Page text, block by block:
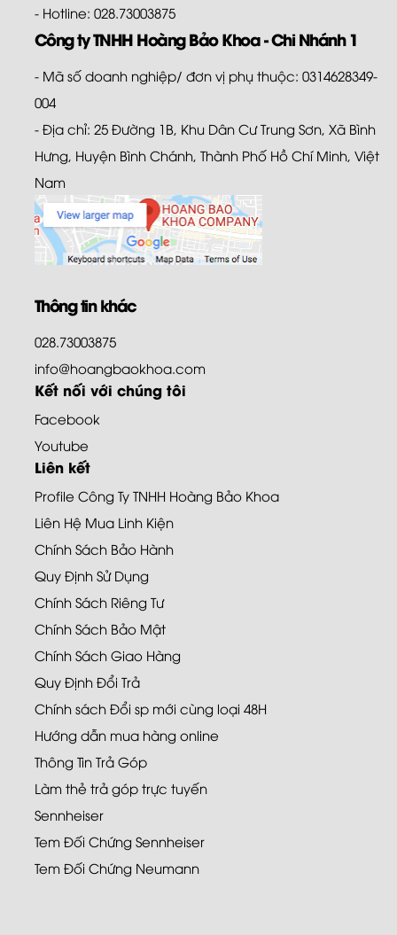
- Hotline: 028.73003875
Công ty TNHH Hoàng Bảo Khoa - Chi Nhánh 1
- Mã số doanh nghiệp/ đơn vị phụ thuộc: 0314628349-
004
- Địa chỉ: 25 Đường 1B, Khu Dân Cư Trung Sơn, Xã Bình
Hưng, Huyện Bình Chánh, Thành Phố Hồ Chí Minh, Việt
Nam
Thông tin khác
028.73003875
info@hoangbaokhoa.com
Kết nối với chúng tôi
Facebook
Youtube
Liên kết
Profile Công Ty TNHH Hoàng Bảo Khoa
Liên Hệ Mua Linh Kiện
Chính Sách Bảo Hành
Quy Định Sử Dụng
Chính Sách Riêng Tư
Chính Sách Bảo Mật
Chính Sách Giao Hàng
Quy Định Đổi Trả
Chính sách Đổi sp mới cùng loại 48H
Hướng dẫn mua hàng online
Thông Tin Trả Góp
Làm thẻ trả góp trực tuyến
Sennheiser
Tem Đối Chứng Sennheiser
Tem Đối Chứng Neumann